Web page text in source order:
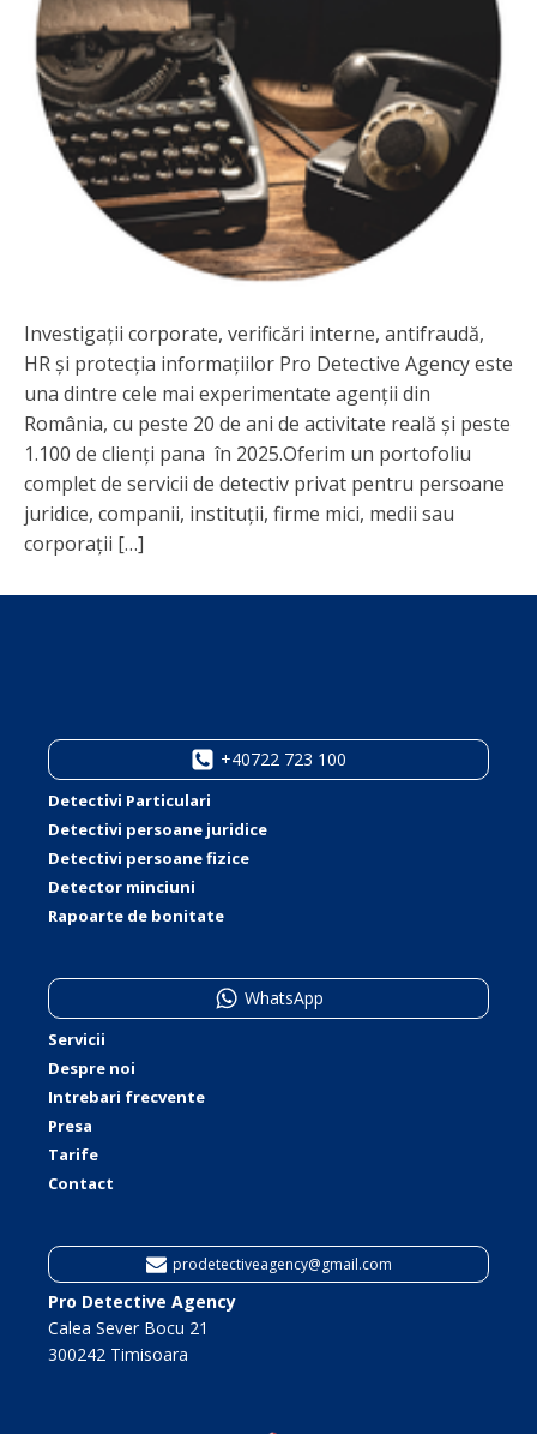
Investigații corporate, verificări interne, antifraudă,
HR și protecția informațiilor Pro Detective Agency este
una dintre cele mai experimentate agenții din
România, cu peste 20 de ani de activitate reală și peste
1.100 de clienți pana în 2025.Oferim un portofoliu
complet de servicii de detectiv privat pentru persoane
juridice, companii, instituții, firme mici, medii sau
corporații […]
+40722 723 100
Detectivi Particulari
Detectivi persoane juridice
Detectivi persoane fizice
Detector minciuni
Rapoarte de bonitate
WhatsApp
Servicii
Despre noi
Intrebari frecvente
Presa
Tarife
Contact
prodetectiveagency@gmail.com
Pro Detective Agency
Calea Sever Bocu 21
300242 Timisoara